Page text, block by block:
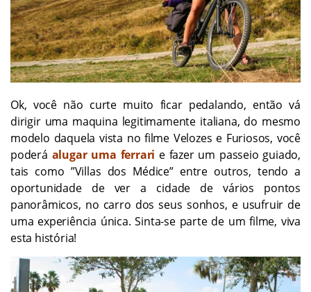
Ok, você não curte muito ficar pedalando, então vá
dirigir uma maquina legitimamente italiana, do mesmo
modelo daquela vista no filme Velozes e Furiosos, você
poderá alugar uma ferrari e fazer um passeio guiado,
tais como ”Villas dos Médice” entre outros, tendo a
oportunidade de ver a cidade de vários pontos
panorâmicos, no carro dos seus sonhos, e usufruir de
uma experiência única. Sinta-se parte de um filme, viva
esta história!